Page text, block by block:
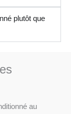
plutôt que
au